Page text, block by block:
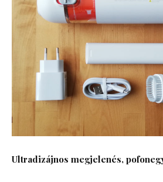
Ultradizájnos megjelenés,